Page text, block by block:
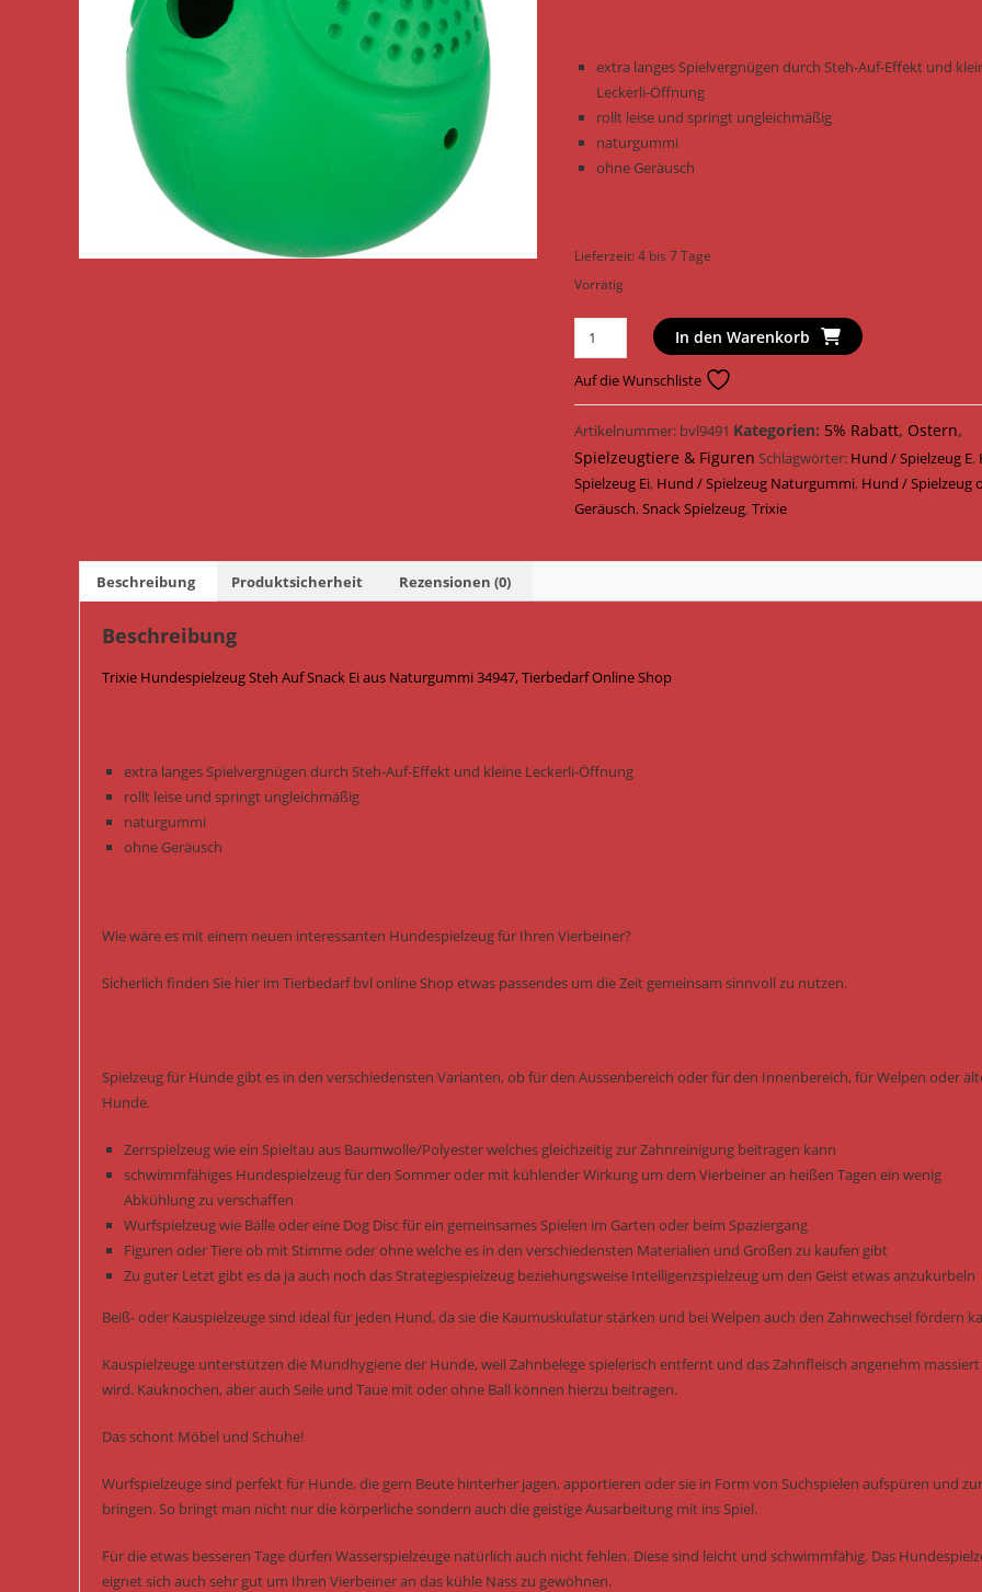
extra langes Spielvergnügen durch Steh-Auf-Effekt und
Leckerli-Öffnung
rollt leise und springt ungleichmäßig
naturgummi
ohne Geräusch
Lieferzeit:4 bis 7 Tage
Vorrätig
Trixie
Hundespielzeug
Steh
Auf
Snack
Ei
Naturgummi
8
In den Warenkorb
Auf die Wunschliste
Artikelnummer: bvl9491 Kategorien: 5% Rabatt, Ostern,
Spielzeugtiere & Figuren Schlagwörter: Hund / Spielzeug E,
Spielzeug Ei, Hund / Spielzeug Naturgummi, Hund / Spielzeug
Geräusch,Snack Spielzeug,Trixie
Beschreibung Produktsicherheit Rezensionen (0)
Beschreibung
Trixie Hundespielzeug Steh Auf Snack Ei aus Naturgummi 34947, Tierbedarf Online Shop
extra langes Spielvergnügen durch Steh-Auf-Effekt und kleine Leckerli-Öffnung
rollt leise und springt ungleichmäßig
naturgummi
ohne Geräusch
Wie wäre es mit einem neuen interessanten Hundespielzeug für Ihren Vierbeiner?
Sicherlich finden Sie hier im Tierbedarf bvl online Shop etwas passendes um die Zeit gemeinsam sinnvoll zu nutzen.
Spielzeug für Hunde gibt es in den verschiedensten Varianten, ob für den Aussenbereich oder für den Innenbereich, für Welpen oder
Hunde.
Zerrspielzeug wie ein Spieltau aus Baumwolle/Polyester welches gleichzeitig zur Zahnreinigung beitragen kann
schwimmfähiges Hundespielzeug für den Sommer oder mit kühlender Wirkung um dem Vierbeiner an heißen Tagen ein wenig
Abkühlung zu verschaffen
Wurfspielzeug wie Bälle oder eine Dog Disc für ein gemeinsames Spielen im Garten oder beim Spaziergang
Figuren oder Tiere ob mit Stimme oder ohne welche es in den verschiedensten Materialien und Größen zu kaufen gibt
Zu guter Letzt gibt es da ja auch noch das Strategiespielzeug beziehungsweise Intelligenzspielzeug um den Geist etwas anzukurbeln
Beiß- oder Kauspielzeuge sind ideal für jeden Hund, da sie die Kaumuskulatur stärken und bei Welpen auch den Zahnwechsel fördern
Kauspielzeuge unterstützen die Mundhygiene der Hunde, weil Zahnbelege spielerisch entfernt und das Zahnfleisch angenehm massiert
wird. Kauknochen, aber auch Seile und Taue mit oder ohne Ball können hierzu beitragen.
Das schont Möbel und Schuhe!
Wurfspielzeuge sind perfekt für Hunde, die gern Beute hinterher jagen, apportieren oder sie in Form von Suchspielen aufspüren und
bringen. So bringt man nicht nur die körperliche sondern auch die geistige Ausarbeitung mit ins Spiel.
Für die etwas besseren Tage dürfen Wasserspielzeuge natürlich auch nicht fehlen. Diese sind leicht und schwimmfähig. Das
eignet sich auch sehr gut um Ihren Vierbeiner an das kühle Nass zu gewöhnen.